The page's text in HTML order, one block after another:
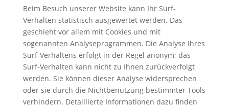
Beim Besuch unserer Website kann Ihr Surf-
Verhalten statistisch ausgewertet werden. Das
geschieht vor allem mit Cookies und mit
sogenannten Analyseprogrammen. Die Analyse Ihres
Surf-Verhaltens erfolgt in der Regel anonym; das
Surf-Verhalten kann nicht zu Ihnen zurückverfolgt
werden. Sie können dieser Analyse widersprechen
oder sie durch die Nichtbenutzung bestimmter Tools
verhindern. Detaillierte Informationen dazu finden